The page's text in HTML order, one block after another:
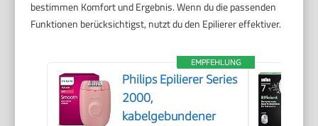
bestimmen Komfort und Ergebnis. Wenn du die passenden
Funktionen berücksichtigst, nutzt du den Epilierer effektiver.
EMPFEHLUNG
Philips Epilierer Series
2000,
kabelgebundener